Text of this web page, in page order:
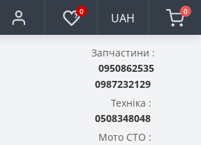
0 UAH 0
Запчастини :
0950862535
0987232129
Техніка :
0508348048
Мото СТО :